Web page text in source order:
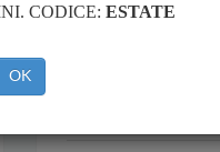
CODICE: ESTATE
OK